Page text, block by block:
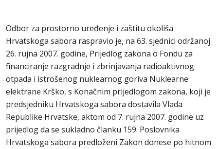
Odbor za prostorno uređenje i zaštitu okoliša
Hrvatskoga sabora raspravio je, na 63. sjednici održanoj
26. rujna 2007. godine, Prijedlog zakona o Fondu za
financiranje razgradnje i zbrinjavanja radioaktivnog
otpada i istrošenog nuklearnog goriva Nuklearne
elektrane Krško, s Konačnim prijedlogom zakona, koji je
predsjedniku Hrvatskoga sabora dostavila Vlada
Republike Hrvatske, aktom od 7. rujna 2007. godine uz
prijedlog da se sukladno članku 159. Poslovnika
Hrvatskoga sabora predloženi Zakon donese po hitnom